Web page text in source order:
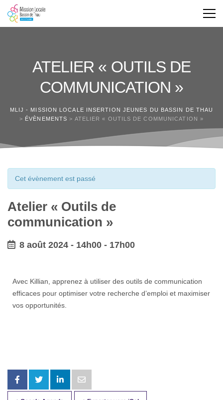
ATELIER « OUTILS DE
COMMUNICATION »
MLIJ - MISSION LOCALE INSERTION JEUNES DU BASSIN DE THAU
> ÉVÈNEMENTS > ATELIER « OUTILS DE COMMUNICATION »
Cet évènement est passé
Atelier « Outils de
communication »
8 août 2024 - 14h00 - 17h00
Avec Killian, apprenez à utiliser des outils de communication
efficaces pour optimiser votre recherche d’emploi et maximiser
vos opportunités.